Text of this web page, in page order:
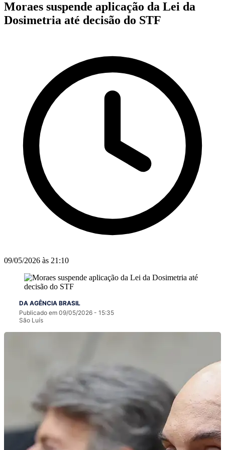
Moraes suspende aplicação da Lei da
Dosimetria até decisão do STF
09/05/2026 às 21:10
DA AGÊNCIA BRASIL
Publicado em 09/05/2026 - 15:35
São Luís